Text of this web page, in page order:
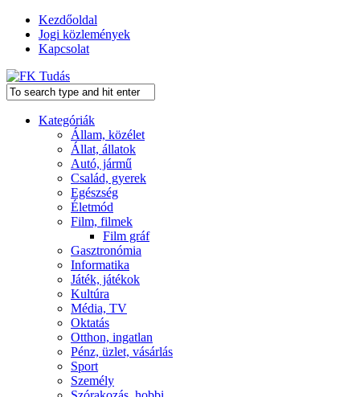
Kezdőoldal
Jogi közlemények
Kapcsolat
Kategóriák
Állam, közélet
Állat, állatok
Autó, jármű
Család, gyerek
Egészség
Életmód
Film, filmek
Film gráf
Gasztronómia
Informatika
Játék, játékok
Kultúra
Média, TV
Oktatás
Otthon, ingatlan
Pénz, üzlet, vásárlás
Sport
Személy